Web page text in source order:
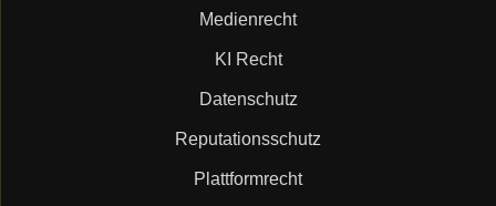
Medienrecht
KI Recht
Datenschutz
Reputationsschutz
Plattformrecht